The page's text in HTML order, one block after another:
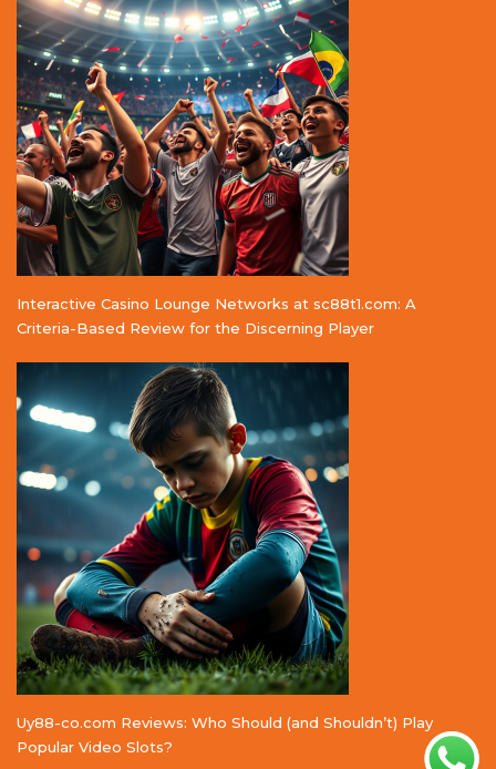
Interactive Casino Lounge Networks at sc88t1.com: A
Criteria-Based Review for the Discerning Player
Uy88-co.com Reviews: Who Should (and Shouldn’t) Play
Popular Video Slots?